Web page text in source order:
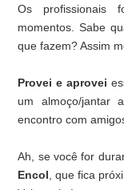
Os profissionais
momentos. Sabe
que fazem? Assim
Provei e aprovei
um almoço/jantar
encontro com
Ah, se você for
Encol , que fica